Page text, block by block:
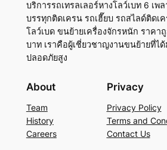
บริการรถเทรลเลอร์หางโลว์เบท 6 เพ
บรรทุกติดเครน รถเฮี๊ยบ รถสไลด์ติดเ
โลว์เบด ขนย้ายเครื่องจักรหนัก ราคา
บาท เราคือผู้เชี่ยวชาญงานขนย้ายที่ไ
ปลอดภัยสูง
About
Team
History
Careers
Privacy
Privacy Policy
Terms and
Contact Us